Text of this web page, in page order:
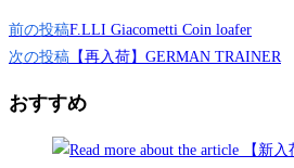
そ
の
他
の
前の投稿F.LLI Giacometti Coin loafer
次の投稿 【再入荷】GERMAN TRAINER
おすすめ